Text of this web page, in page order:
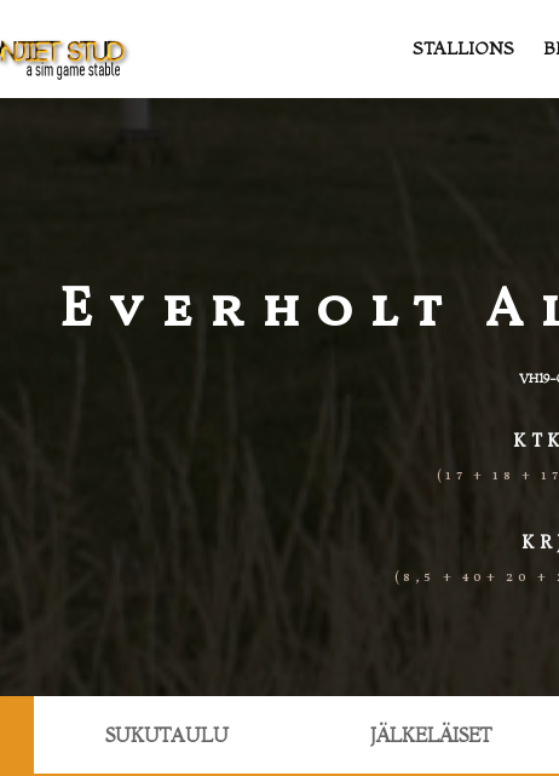
STALLIONS
Everholt
VH19-
(17 + 18 +
(8,5 + 40+ 20 +
SUKUTAULU JÄLKELÄISET